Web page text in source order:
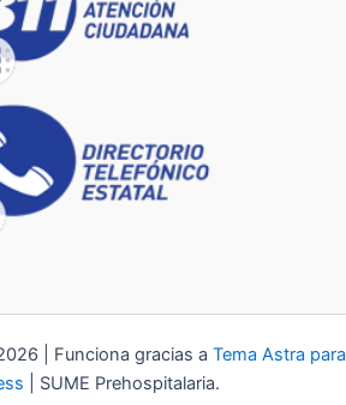
| Funciona gracias a Tema Astra para
| SUME Prehospitalaria.